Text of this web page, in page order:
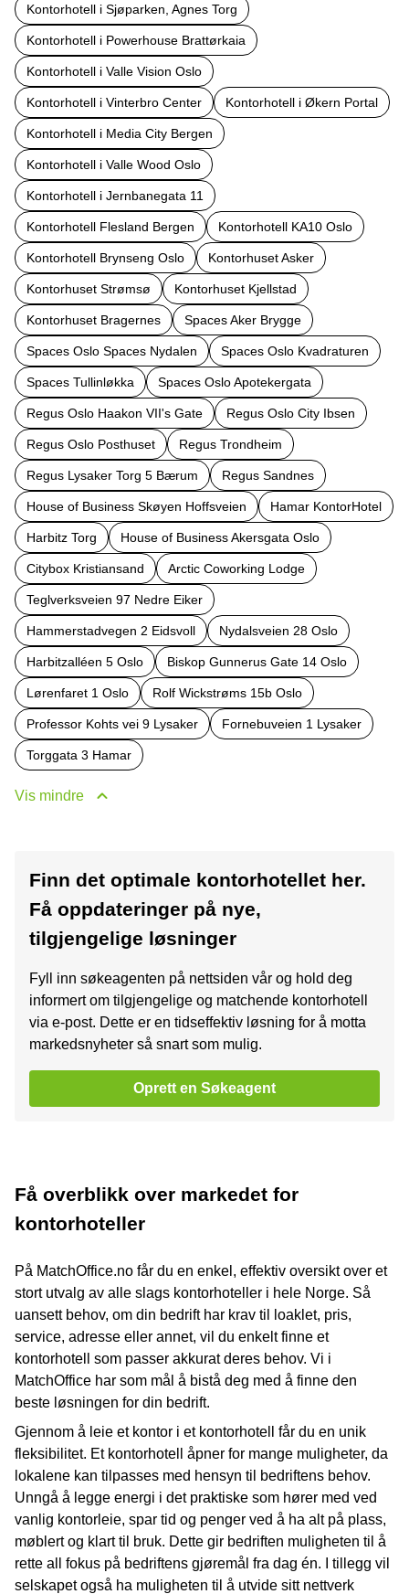
Kontorhotell i Sjøparken, Agnes Torg
Kontorhotell i Powerhouse Brattørkaia
Kontorhotell i Valle Vision Oslo
Kontorhotell i Vinterbro Center Kontorhotell i Økern Portal
Kontorhotell i Media City Bergen
Kontorhotell i Valle Wood Oslo
Kontorhotell i Jernbanegata 11
Kontorhotell Flesland Bergen Kontorhotell KA10 Oslo
Kontorhotell Brynseng Oslo Kontorhuset Asker
Kontorhuset Strømsø Kontorhuset Kjellstad
Kontorhuset Bragernes Spaces Aker Brygge
Spaces Oslo Spaces Nydalen Spaces Oslo Kvadraturen
Spaces Tullinløkka Spaces Oslo Apotekergata
Regus Oslo Haakon VII's Gate Regus Oslo City Ibsen
Regus Oslo Posthuset Regus Trondheim
Regus Lysaker Torg 5 Bærum Regus Sandnes
House of Business Skøyen Hoffsveien Hamar KontorHotel
Harbitz Torg House of Business Akersgata Oslo
Citybox Kristiansand Arctic Coworking Lodge
Teglverksveien 97 Nedre Eiker
Hammerstadvegen 2 Eidsvoll Nydalsveien 28 Oslo
Harbitzalléen 5 Oslo Biskop Gunnerus Gate 14 Oslo
Lørenfaret 1 Oslo Rolf Wickstrøms 15b Oslo
Professor Kohts vei 9 Lysaker Fornebuveien 1 Lysaker
Torggata 3 Hamar
Vis mindre
Finn det optimale kontorhotellet her.
Få oppdateringer på nye,
tilgjengelige løsninger
Fyll inn søkeagenten på nettsiden vår og hold deg
informert om tilgjengelige og matchende kontorhotell
via e-post. Dette er en tidseffektiv løsning for å motta
markedsnyheter så snart som mulig.
Oprett en Søkeagent
Få overblikk over markedet for
kontorhoteller
På MatchOffice.no får du en enkel, effektiv oversikt over et
stort utvalg av alle slags kontorhoteller i hele Norge. Så
uansett behov, om din bedrift har krav til loaklet, pris,
service, adresse eller annet, vil du enkelt finne et
kontorhotell som passer akkurat deres behov. Vi i
MatchOffice har som mål å bistå deg med å finne den
beste løsningen for din bedrift.
Gjennom å leie et kontor i et kontorhotell får du en unik
fleksibilitet. Et kontorhotell åpner for mange muligheter, da
lokalene kan tilpasses med hensyn til bedriftens behov.
Unngå å legge energi i det praktiske som hører med ved
vanlig kontorleie, spar tid og penger ved å ha alt på plass,
møblert og klart til bruk. Dette gir bedriften muligheten til å
rette all fokus på bedriftens gjøremål fra dag én. I tillegg vil
selskapet også ha muligheten til å utvide sitt nettverk